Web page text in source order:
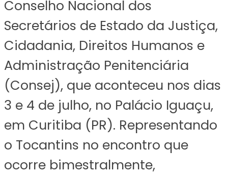
Conselho Nacional dos
Secretários de Estado da Justiça,
Cidadania, Direitos Humanos e
Administração Penitenciária
(Consej), que aconteceu nos dias
3 e 4 de julho, no Palácio Iguaçu,
em Curitiba (PR). Representando
o Tocantins no encontro que
ocorre bimestralmente,